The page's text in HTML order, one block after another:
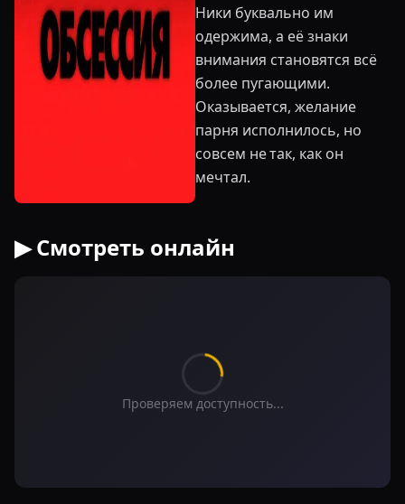
Ники буквально им
одержима, а её знаки
внимания становятся всё
более пугающими.
Оказывается, желание
парня исполнилось, но
совсем не так, как он
мечтал.
▶ Смотреть онлайн
Проверяем доступность...